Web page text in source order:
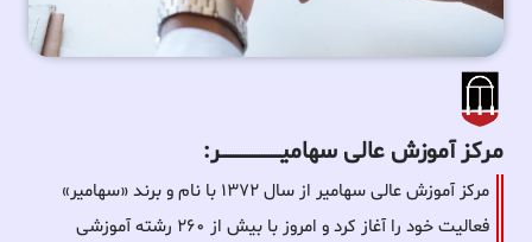
مرکز آموزش عالی سهامیـــــــــــــــــــــــــر:
مرکز آموزش عالی سهامیر از سال ۱۳۷۲ با نام و برند «سهامیر»
فعالیت خود را آغاز کرد و امروز با بیش از ۲۶۰ رشته آموزشی